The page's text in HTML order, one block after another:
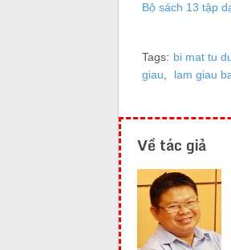
Bộ sách 13 tập
Tags: bi mat tu
giau
lam giau
Về tác giả